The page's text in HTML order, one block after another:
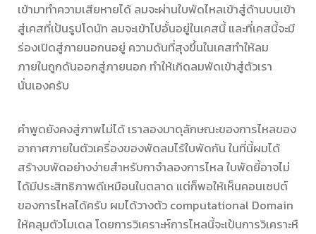
เข้ามาทำความเสียหายได้ ลมจะผ่านใบพัดไหลเข้าสู่ด้านบนเข้า
สู่เคสที่เป้นรูปโดนัท ลมจะเข้าไปอั้นอยู่ในเคสนี้ และที่เคสนี้จะมี
ร่องเปิดสู่ภายนอกนอยู่ ความดันที่สุงขึ้นในเคสทำให้ลม
ภายในถูกดันออกสู่ภายนอก ทำให้เกิดลมพัดเข้าสู่ตัวเรา
นั่นเองครับ
คำพูดยังคงสู่ภาพไม่ได้ เราลองมาดุลักษณะของการไหลของ
อากาศภายในตัวเครื่องของพัดลมไร้ใบพัดกัน ในที่นี้ผมได้
สร้างบพัดอย่างง่ายสำหรับกาจำลองการไหล ใบพัดยี้อาจไม่
ได้มีประสิทธิภาพดีเหมือนในตลาด แต่ก็พอให้เห็นคอนเซปต์
ของการไหลได้ครับ ผมได้วางตัว computational Domain
ให้คลุมตัวโมเดล โดยการวิเคราะห์การไหลนี้จะเป้นการวิเคราะหื